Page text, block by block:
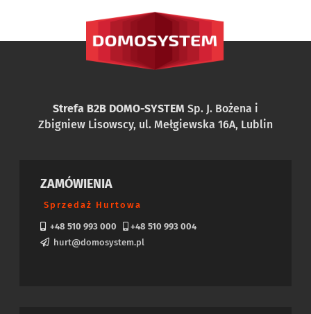
Strefa B2B DOMO-SYSTEM Sp. J. Bożena i
Zbigniew Lisowscy, ul. Mełgiewska 16A, Lublin
ZAMÓWIENIA
Sprzedaż Hurtowa
+48 510 993 000
+48 510 993 004
hurt@domosystem.pl